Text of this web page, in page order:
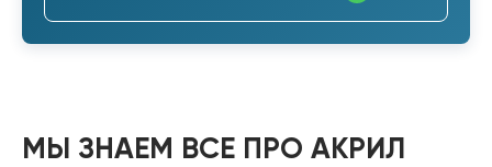
МЫ ЗНАЕМ ВСЕ ПРО АКРИЛ